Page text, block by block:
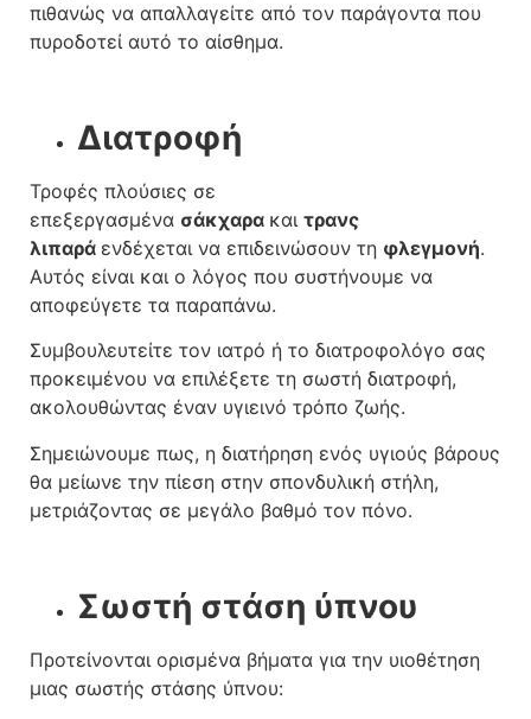
πιθανώς να απαλλαγείτε από τον παράγοντα που
πυροδοτεί αυτό το αίσθημα.
Διατροφή
Τροφές πλούσιες σε
επεξεργασμένα σάκχαρα και τρανς
λιπαρά ενδέχεται να επιδεινώσουν τη φλεγμονή.
Αυτός είναι και ο λόγος που συστήνουμε να
αποφεύγετε τα παραπάνω.
Συμβουλευτείτε τον ιατρό ή το διατροφολόγο σας
προκειμένου να επιλέξετε τη σωστή διατροφή,
ακολουθώντας έναν υγιεινό τρόπο ζωής.
Σημειώνουμε πως, η διατήρηση ενός υγιούς βάρους
θα μείωνε την πίεση στην σπονδυλική στήλη,
μετριάζοντας σε μεγάλο βαθμό τον πόνο.
Σωστή στάση ύπνου
Προτείνονται ορισμένα βήματα για την υιοθέτηση
μιας σωστής στάσης ύπνου: